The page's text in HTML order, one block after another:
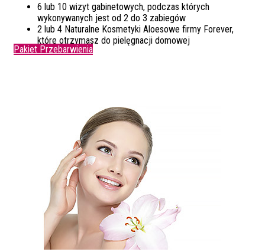
6 lub 10 wizyt gabinetowych, podczas których
wykonywanych jest od 2 do 3 zabiegów
2 lub 4 Naturalne Kosmetyki Aloesowe firmy Forever,
które otrzymasz do pielęgnacji domowej
Pakiet Przebarwienia